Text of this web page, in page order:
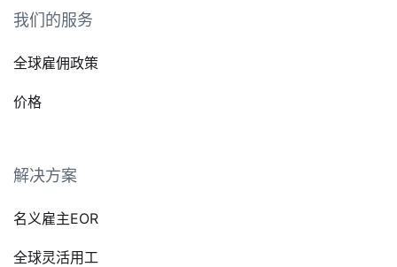
我们的服务
全球雇佣政策
价格
解决方案
名义雇主EOR
全球灵活用工